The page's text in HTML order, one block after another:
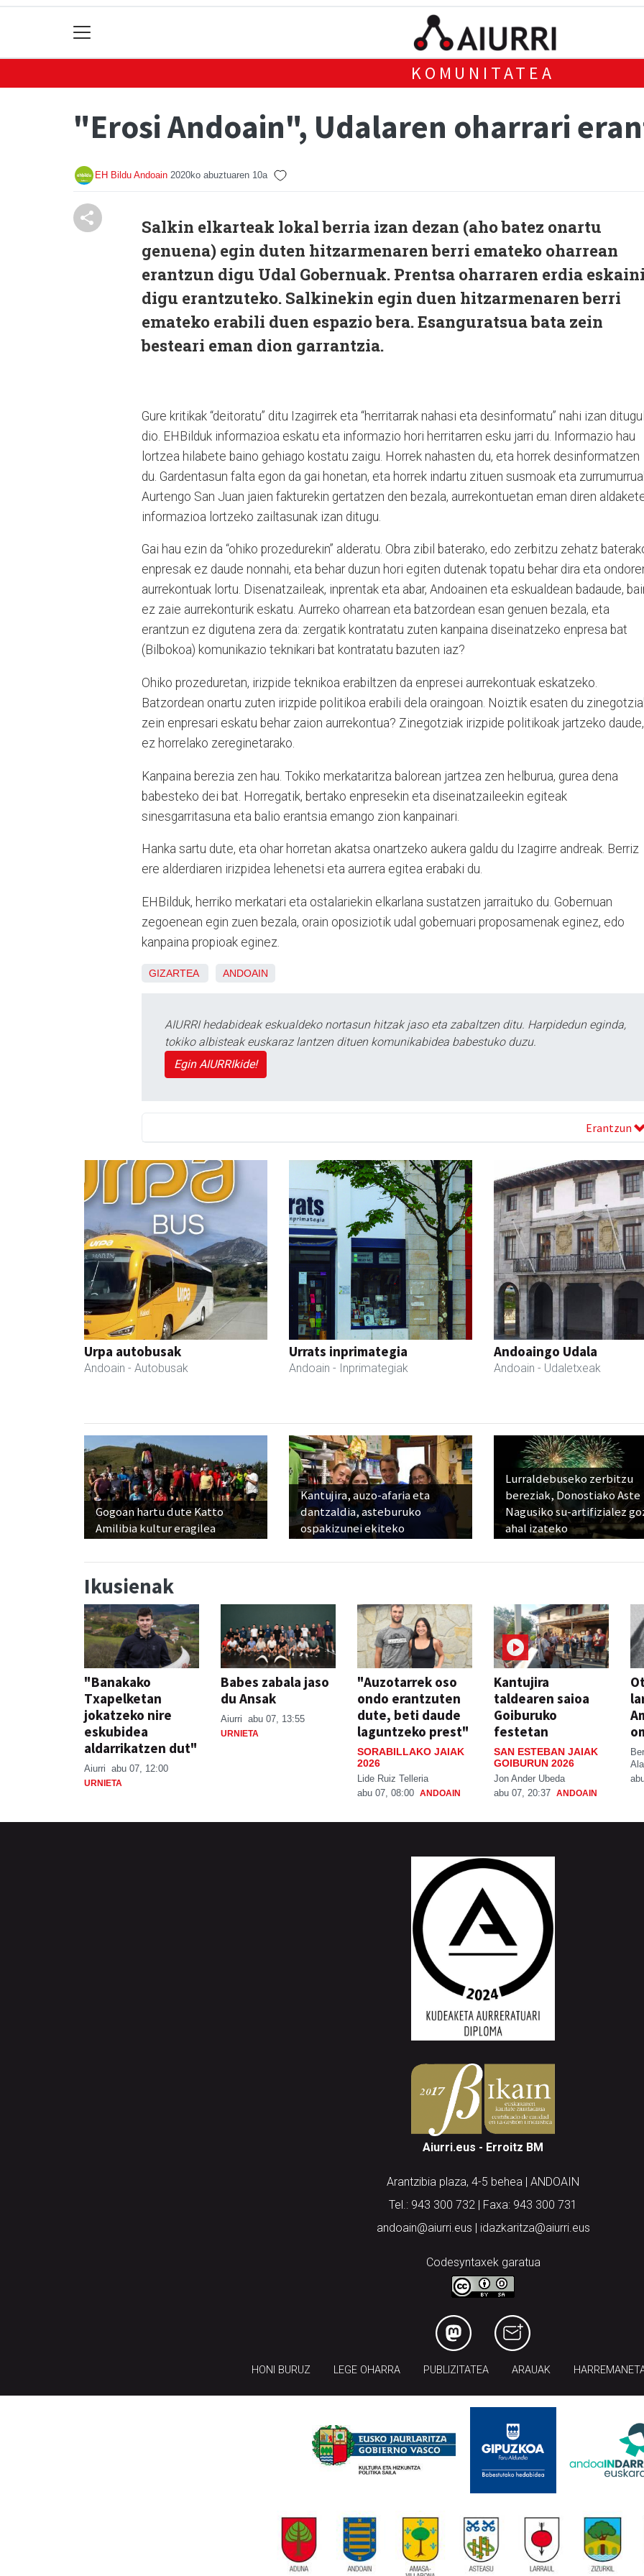
KOMUNITATEA
"Erosi Andoain", Udalaren oharrari
EH Bildu Andoain 2020ko abuztuaren 10a
Salkin elkarteak lokal berria izan dezan (aho batez onartu
genuena) egin duten hitzarmenaren berri emateko oharrean
erantzun digu Udal Gobernuak. Prentsa oharraren erdia
digu erantzuteko. Salkinekin egin duen hitzarmenaren berri
emateko erabili duen espazio bera. Esanguratsua bata zein
besteari eman dion garrantzia.
Gure kritikak “deitoratu” ditu Izagirrek eta “herritarrak nahasi eta desinformatu” nahi izan
dio. EHBilduk informazioa eskatu eta informazio hori herritarren esku jarri du. Informazio hau
lortzea hilabete baino gehiago kostatu zaigu. Horrek nahasten du, eta horrek desinformatzen
du. Gardentasun falta egon da gai honetan, eta horrek indartu zituen susmoak eta
Aurtengo San Juan jaien fakturekin gertatzen den bezala, aurrekontuetan eman diren
informazioa lortzeko zailtasunak izan ditugu.
Gai hau ezin da “ohiko prozedurekin” alderatu. Obra zibil baterako, edo zerbitzu zehatz
enpresak ez daude nonnahi, eta behar duzun hori egiten dutenak topatu behar dira eta
aurrekontuak lortu. Disenatzaileak, inprentak eta abar, Andoainen eta eskualdean badaude,
ez zaie aurrekonturik eskatu. Aurreko oharrean eta batzordean esan genuen bezala, eta
erantzun ez digutena zera da: zergatik kontratatu zuten kanpaina diseinatzeko enpresa bat
(Bilbokoa) komunikazio teknikari bat kontratatu bazuten iaz?
Ohiko prozeduretan, irizpide teknikoa erabiltzen da enpresei aurrekontuak eskatzeko.
Batzordean onartu zuten irizpide politikoa erabili dela oraingoan. Noiztik esaten du
zein enpresari eskatu behar zaion aurrekontua? Zinegotziak irizpide politikoak jartzeko daude,
ez horrelako zereginetarako.
Kanpaina berezia zen hau. Tokiko merkataritza balorean jartzea zen helburua, gurea dena
babesteko dei bat. Horregatik, bertako enpresekin eta diseinatzaileekin egiteak
sinesgarritasuna eta balio erantsia emango zion kanpainari.
Hanka sartu dute, eta ohar horretan akatsa onartzeko aukera galdu du Izagirre andreak. Berriz
ere alderdiaren irizpidea lehenetsi eta aurrera egitea erabaki du.
EHBilduk, herriko merkatari eta ostalariekin elkarlana sustatzen jarraituko du. Gobernuan
zegoenean egin zuen bezala, orain oposiziotik udal gobernuari proposamenak eginez, edo
kanpaina propioak eginez.
GIZARTEA ANDOAIN
AIURRI hedabideak eskualdeko nortasun hitzak jaso eta zabaltzen ditu. Harpidedun eginda,
tokiko albisteak euskaraz lantzen dituen komunikabidea babestuko duzu.
Egin AIURRIkide!
Erantzun
Urpa autobusak
Andoain - Autobusak
Urrats inprimategia
Andoain - Inprimategiak
Andoaingo Udala
Andoain - Udaletxeak
Gogoan hartu dute Katto
Amilibia kultur eragilea
Kantujira, auzo-afaria eta
dantzaldia, asteburuko
ospakizunei ekiteko
Lurraldebuseko zerbitzu
bereziak, Donostiako Aste
Nagusiko su-artifizialez
ahal izateko
Ikusienak
"Banakako
Txapelketan
jokatzeko nire
eskubidea
aldarrikatzen dut"
Aiurri abu 07, 12:00
URNIETA
Babes zabala jaso
du Ansak
Aiurri abu 07, 13:55
URNIETA
"Auzotarrek oso
ondo erantzuten
dute, beti daude
laguntzeko prest"
SORABILLAKO JAIAK
2026
Lide Ruiz Telleria
abu 07, 08:00 ANDOAIN
Kantujira
taldearen saioa
Goiburuko
festetan
SAN ESTEBAN JAIAK
GOIBURUN 2026
Jon Ander Ubeda
abu 07, 20:37 ANDOAIN
Aiurri.eus - Erroitz BM
Arantzibia plaza, 4-5 behea | ANDOAIN
Tel.: 943 300 732 | Faxa: 943 300 731
andoain@aiurri.eus | idazkaritza@aiurri.eus
Codesyntaxek garatua
HONI BURUZ LEGE OHARRA PUBLIZITATEA ARAUAK